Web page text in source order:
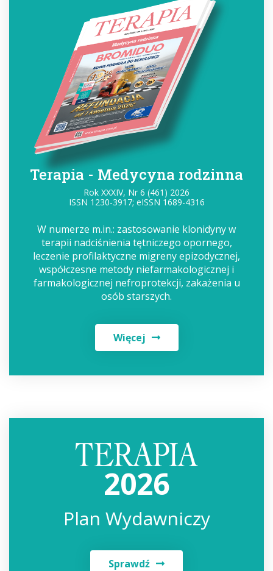
Terapia - Medycyna rodzinna
Rok XXXIV, Nr 6 (461) 2026
ISSN 1230-3917; eISSN 1689-4316
W numerze m.in.: zastosowanie klonidyny w
terapii nadciśnienia tętniczego opornego,
leczenie profilaktyczne migreny epizodycznej,
współczesne metody niefarmakologicznej i
farmakologicznej nefroprotekcji, zakażenia u
osób starszych.
Więcej
2026
Plan Wydawniczy
Sprawdź